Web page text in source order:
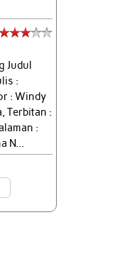
Judul
:
: Windy
Terbitan :
:
N...